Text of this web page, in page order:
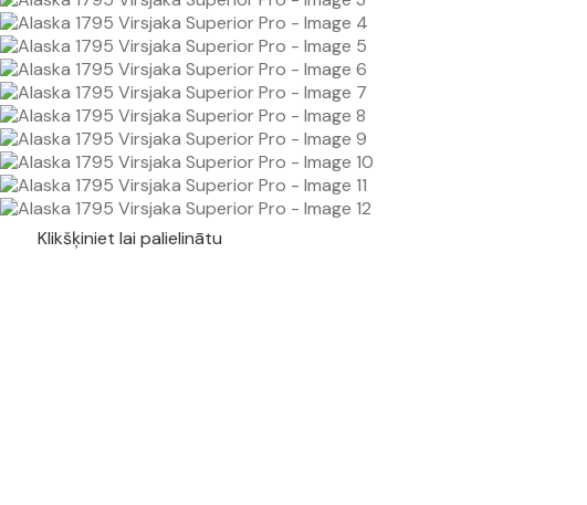
Klikšķiniet lai palielinātu